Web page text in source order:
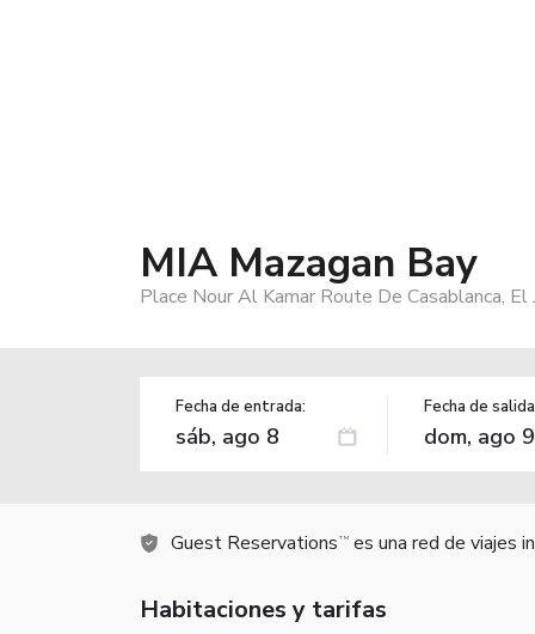
MIA Mazagan Bay
Place Nour Al Kamar Route De Casablanca,
Fecha de entrada: Fecha de
Guest Reservations TM es una red de viajes
Habitaciones y tarifas